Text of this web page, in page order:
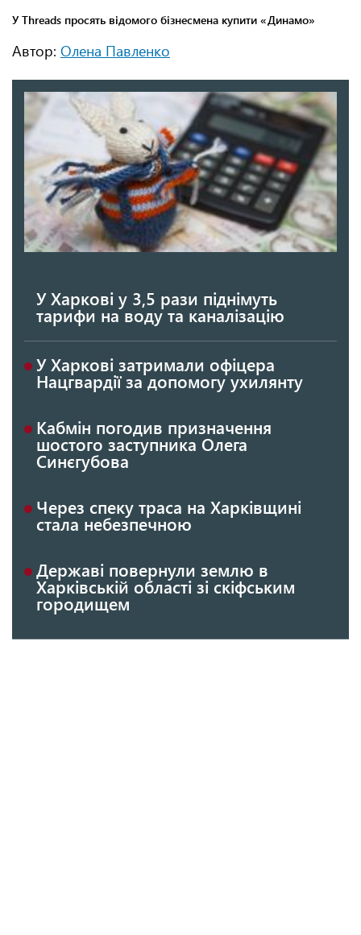
Автор: Олена Павленко
У Харкові у 3,5 рази піднімуть
тарифи на воду та каналізацію
У Харкові затримали офіцера
Нацгвардії за допомогу ухилянту
Кабмін погодив призначення
шостого заступника Олега
Синєгубова
Через спеку траса на Харківщині
стала небезпечною
Державі повернули землю в
Харківській області зі скіфським
городищем